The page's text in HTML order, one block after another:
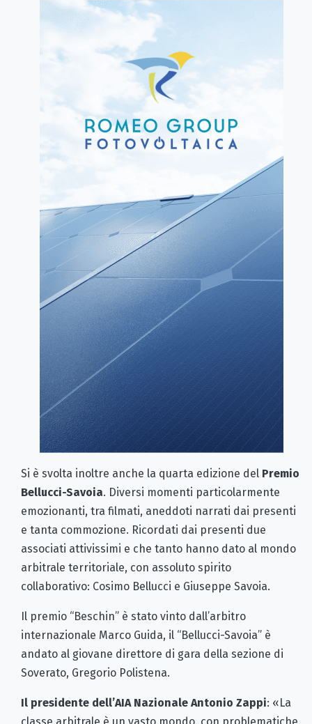
Si è svolta inoltre anche la quarta edizione del Premio
Bellucci-Savoia. Diversi momenti particolarmente
emozionanti, tra filmati, aneddoti narrati dai presenti
e tanta commozione. Ricordati dai presenti due
associati attivissimi e che tanto hanno dato al mondo
arbitrale territoriale, con assoluto spirito
collaborativo: Cosimo Bellucci e Giuseppe Savoia.
Il premio “Beschin” è stato vinto dall’arbitro
internazionale Marco Guida, il “Bellucci-Savoia” è
andato al giovane direttore di gara della sezione di
Soverato, Gregorio Polistena.
Il presidente dell’AIA Nazionale Antonio Zappi: «La
classe arbitrale è un vasto mondo, con problematiche